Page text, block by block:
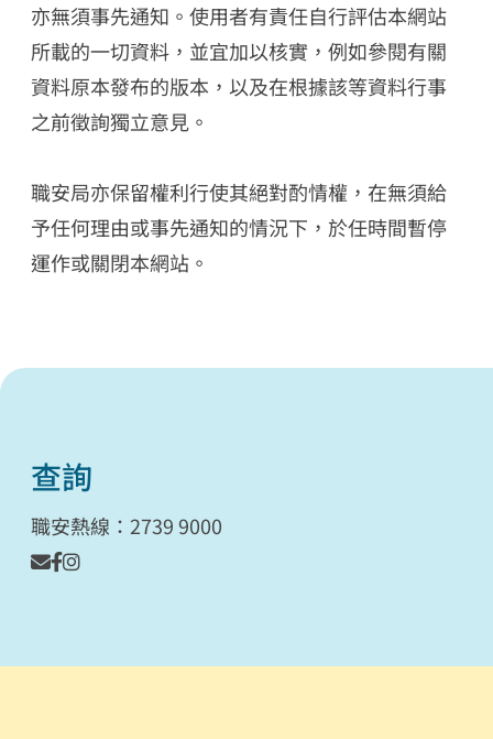
亦無須事先通知。使用者有責任自行評估本網站
所載的一切資料，並宜加以核實，例如參閱有關
資料原本發布的版本，以及在根據該等資料行事
之前徵詢獨立意見。
職安局亦保留權利行使其絕對酌情權，在無須給
予任何理由或事先通知的情況下，於任時間暫停
運作或關閉本網站。
查詢
職安熱線：2739 9000